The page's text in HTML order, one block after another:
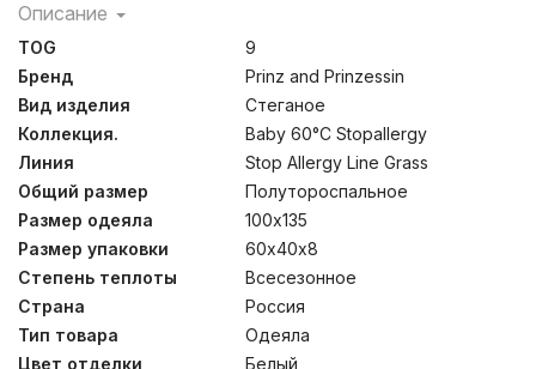
Описание
Полиэфирные 4-L-волокна обладают высокой
износостойкостью, обеспечивая сохранение
структуры и эластичность волокна даже после
многократных стирок. В постельных принадлежностях
с таким наполнителем не заводится пылевой клещ, не
распространяются грибок и плесень.
Высокосиликонизированный наполнитель и ткань с
“peach-touch” эффектом обладают высокой
износостойкостью, обеспечивая сохранение
структуры и эластичность изделий даже после
многократных стирок и сушке на высоких оборотах.
Одеяла созданы вручную для сохранения пышности
наполнителя. Подушки идеально поддержат голову
ребенка благодаря возможности персонально
контролировать количество наполнителя, убирая или
добавляя его. Стирка при температуре до 60°С.
TOG
9
Бренд
Prinz and Prinzessin
Вид изделия
Стеганое
Коллекция.
Baby 60°C Stopallergy
Линия
Stop Allergy Line Grass
Общий размер
Полутороспальное
Размер одеяла
100х135
Размер упаковки
60х40х8
Степень теплоты
Всесезонное
Страна
Россия
Тип товара
Одеяла
Цвет отделки
Белый